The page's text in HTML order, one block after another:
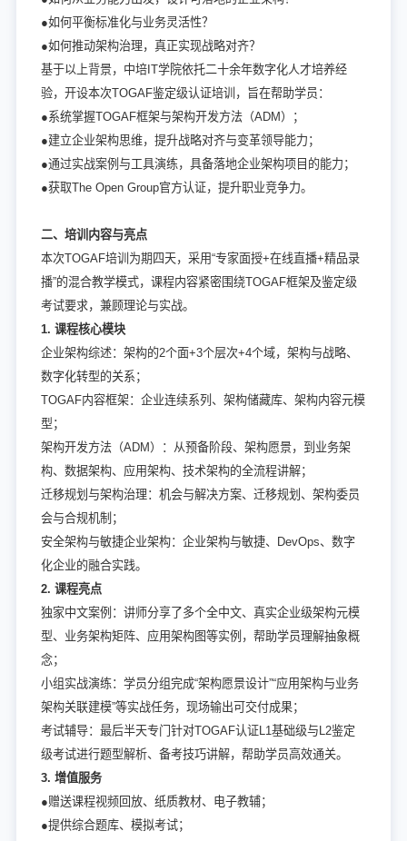
●如何平衡标准化与业务灵活性？
●如何推动架构治理，真正实现战略对齐？
基于以上背景，中培IT学院依托二十余年数字化人才培养经
验，开设本次TOGAF鉴定级认证培训，旨在帮助学员：
●系统掌握TOGAF框架与架构开发方法（ADM）；
●建立企业架构思维，提升战略对齐与变革领导能力；
●通过实战案例与工具演练，具备落地企业架构项目的能力；
●获取The Open Group官方认证，提升职业竞争力。
二、培训内容与亮点
本次TOGAF培训为期四天，采用“专家面授+在线直播+精品录
播”的混合教学模式，课程内容紧密围绕TOGAF框架及鉴定级
考试要求，兼顾理论与实战。
1. 课程核心模块
企业架构综述：架构的2个面+3个层次+4个域，架构与战略、
数字化转型的关系；
TOGAF内容框架：企业连续系列、架构储藏库、架构内容元模
型；
架构开发方法（ADM）：从预备阶段、架构愿景，到业务架
构、数据架构、应用架构、技术架构的全流程讲解；
迁移规划与架构治理：机会与解决方案、迁移规划、架构委员
会与合规机制；
安全架构与敏捷企业架构：企业架构与敏捷、DevOps、数字
化企业的融合实践。
2. 课程亮点
独家中文案例：讲师分享了多个全中文、真实企业级架构元模
型、业务架构矩阵、应用架构图等实例，帮助学员理解抽象概
念；
小组实战演练：学员分组完成“架构愿景设计”“应用架构与业务
架构关联建模”等实战任务，现场输出可交付成果；
考试辅导：最后半天专门针对TOGAF认证L1基础级与L2鉴定
级考试进行题型解析、备考技巧讲解，帮助学员高效通关。
3. 增值服务
●赠送课程视频回放、纸质教材、电子教辅；
●提供综合题库、模拟考试；